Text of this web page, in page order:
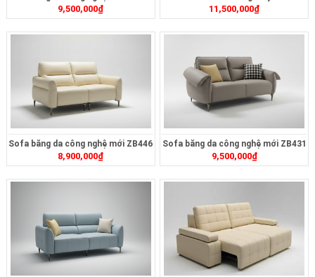
9,500,000₫ 11,500,000₫
Sofa băng da công nghệ mới ZB446
8,900,000₫
Sofa băng da công nghệ mới ZB431
9,500,000₫